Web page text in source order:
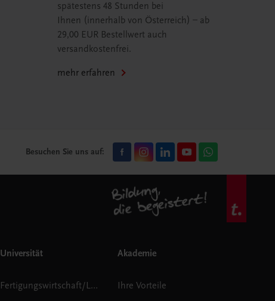
spätestens 48 Stunden bei
Ihnen (innerhalb von Österreich) – ab
29,00 EUR Bestellwert auch
versandkostenfrei.
mehr erfahren
Besuchen Sie uns auf:
Universität
Fertigungswirtschaft/Logistik
Akademie
Ihre Vorteile